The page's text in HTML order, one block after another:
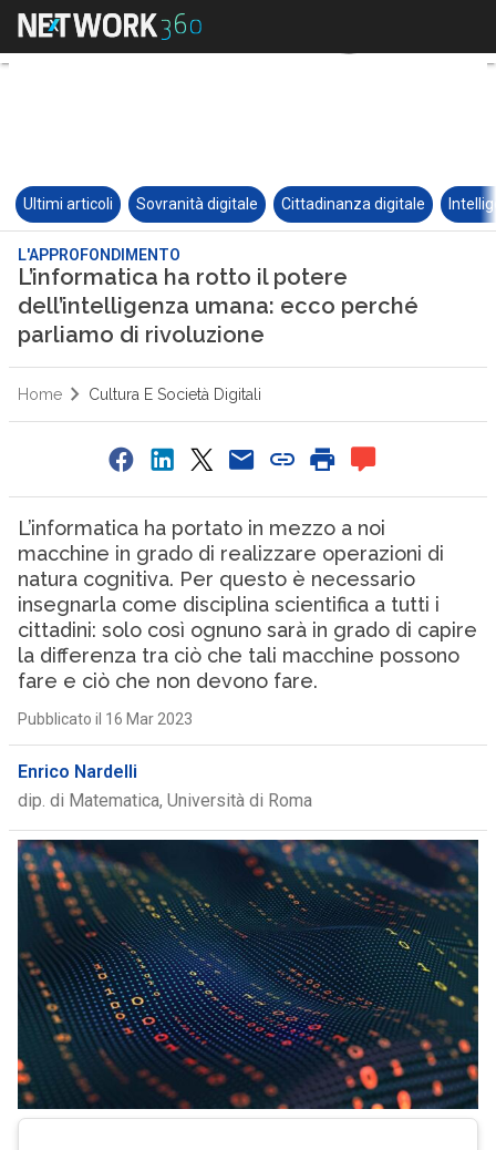
Ultimi articoli Sovranità digitale Cittadinanza digitale
L'APPROFONDIMENTO
L’informatica ha rotto il potere
dell’intelligenza umana: ecco perché
parliamo di rivoluzione
Home Cultura E Società Digitali
L’informatica ha portato in mezzo a noi
macchine in grado di realizzare operazioni di
natura cognitiva. Per questo è necessario
insegnarla come disciplina scientifica a tutti i
cittadini: solo così ognuno sarà in grado di capire
la differenza tra ciò che tali macchine possono
fare e ciò che non devono fare.
Pubblicato il 16 Mar 2023
Enrico Nardelli
dip. di Matematica, Università di Roma